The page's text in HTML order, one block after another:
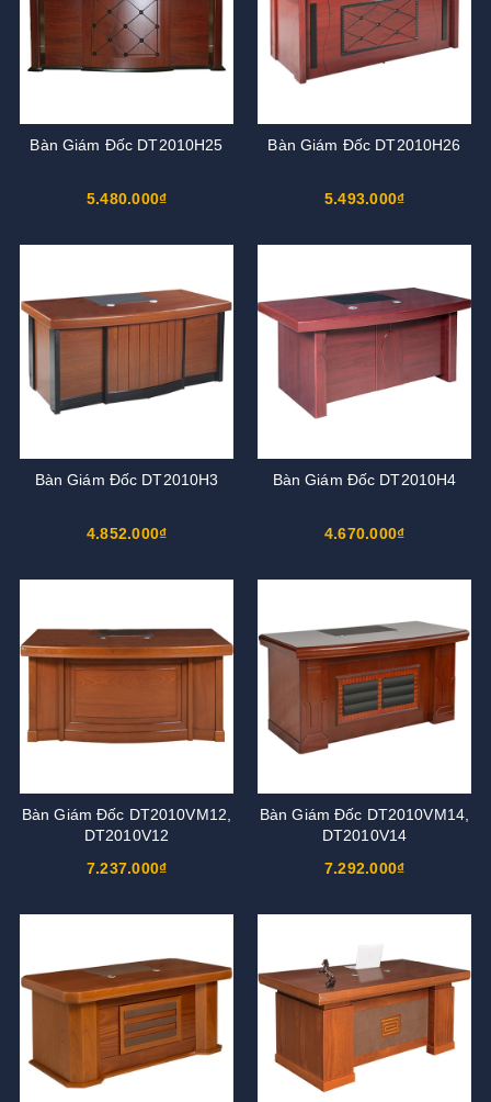
Bàn Giám Đốc DT2010H25
5.480.000₫
Bàn Giám Đốc DT2010H26
5.493.000₫
Bàn Giám Đốc DT2010H3
4.852.000₫
Bàn Giám Đốc DT2010H4
4.670.000₫
Bàn Giám Đốc DT2010VM12,
DT2010V12
7.237.000₫
Bàn Giám Đốc DT2010VM14,
DT2010V14
7.292.000₫